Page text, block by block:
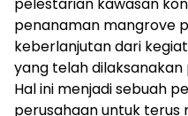
penanaman mangrove
keberlanjutan dari
yang telah
Hal ini menjadi sebuah
perusahaan untuk